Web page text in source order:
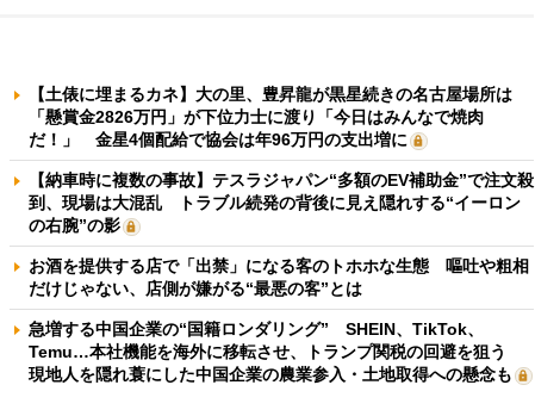
【土俵に埋まるカネ】大の里、豊昇龍が黒星続きの名古屋場所は
「懸賞金2826万円」が下位力士に渡り「今日はみんなで焼肉
だ！」 金星4個配給で協会は年96万円の支出増に
【納車時に複数の事故】テスラジャパン“多額のEV補助金”で注文殺
到、現場は大混乱 トラブル続発の背後に見え隠れする“イーロン
の右腕”の影
お酒を提供する店で「出禁」になる客のトホホな生態 嘔吐や粗相
だけじゃない、店側が嫌がる“最悪の客”とは
急増する中国企業の“国籍ロンダリング” SHEIN、TikTok、
Temu…本社機能を海外に移転させ、トランプ関税の回避を狙う
現地人を隠れ蓑にした中国企業の農業参入・土地取得への懸念も